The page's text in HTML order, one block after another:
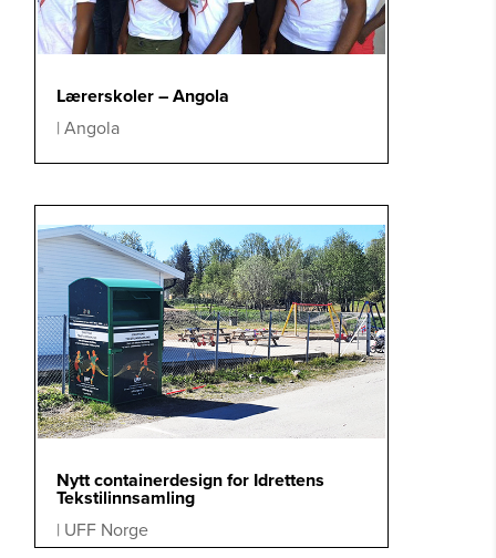
Lærerskoler – Angola
| Angola
Nytt containerdesign for Idrettens
Tekstilinnsamling
| UFF Norge